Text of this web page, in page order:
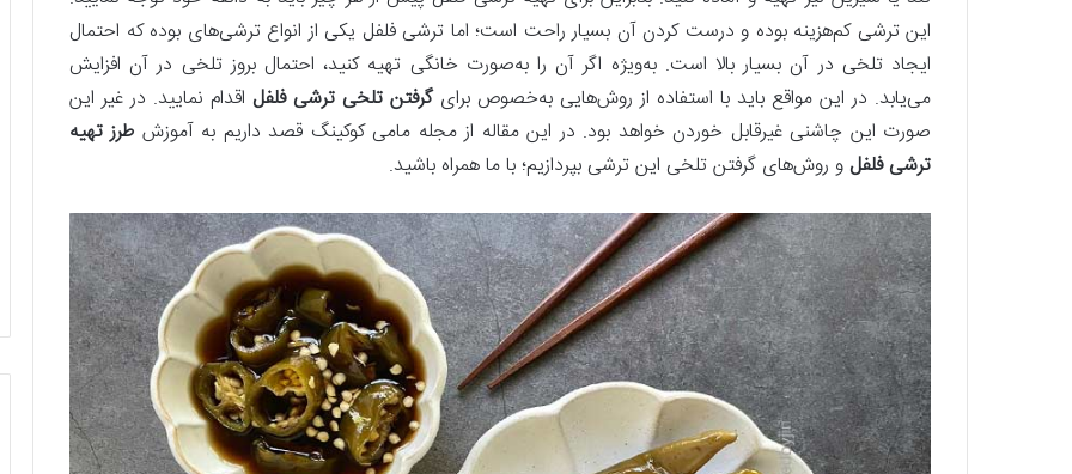
این ترشی کم‌هزینه بوده و درست کردن آن بسیار راحت است؛ اما ترشی فلفل یکی از انواع ترشی‌های بوده که احتمال
ایجاد تلخی در آن بسیار بالا است. به‌ویژه اگر آن را به‌صورت خانگی تهیه کنید، احتمال بروز تلخی در آن افزایش
می‌یابد. در این مواقع باید با استفاده از روش‌هایی به‌خصوص برایگرفتن تلخی ترشی فلفل اقدام نمایید. در غیر این
صورت این چاشنی غیرقابل خوردن خواهد بود. در این مقاله از مجله مامی کوکینگ قصد داریم به آموزش طرز تهیه
ترشی فلفل و روش‌های گرفتن تلخی این ترشی بپردازیم؛ با ما همراه باشید.